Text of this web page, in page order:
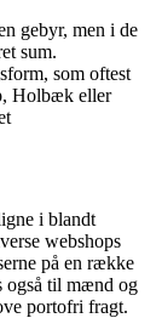
gebyr, men i de
sum.
som oftest
Holbæk eller
i blandt
webshops
på en række
også til mænd og
portofri fragt.